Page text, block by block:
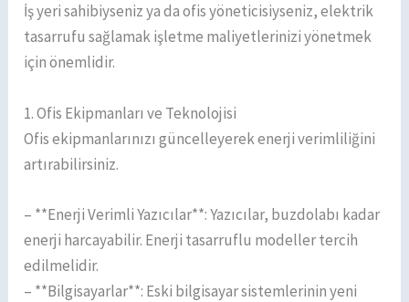
İş yeri sahibiyseniz ya da ofis yöneticisiyseniz, elektrik
tasarrufu sağlamak işletme maliyetlerinizi yönetmek
için önemlidir.
1. Ofis Ekipmanları ve Teknolojisi
Ofis ekipmanlarınızı güncelleyerek enerji verimliliğini
artırabilirsiniz.
– **Enerji Verimli Yazıcılar**: Yazıcılar, buzdolabı kadar
enerji harcayabilir. Enerji tasarruflu modeller tercih
edilmelidir.
– **Bilgisayarlar**: Eski bilgisayar sistemlerinin yeni